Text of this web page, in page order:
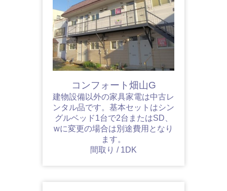
コンフォート畑山G
建物設備以外の家具家電は中古レ
ンタル品です。基本セットはシン
グルベッド1台で2台またはSD、
wに変更の場合は別途費用となり
ます。
間取り / 1DK